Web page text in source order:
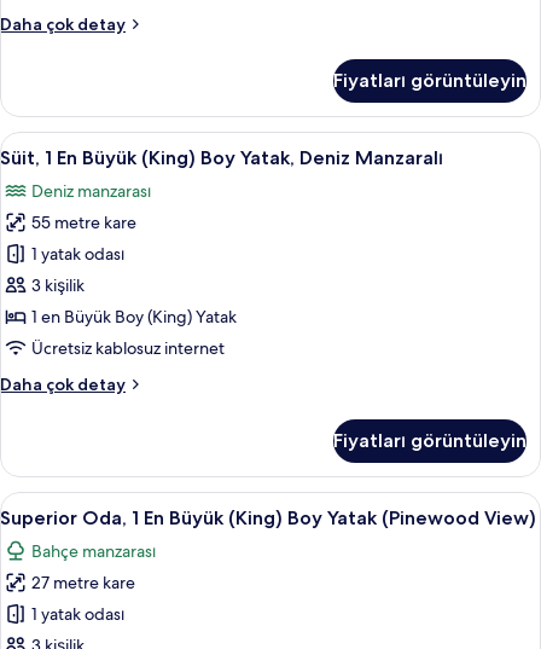
için
görün
Daha çok detay
Süit,
(King)
Boy
Yatak
Pinewood)
hakkında
daha
fazla
detay
Fiyatları görüntüleyin
Süit,
1
En
Büyük
(King)
Boy
Yatak,
Deniz
için
görün
Mısır pamuklu çarşaf takımı, kaliteli
4
Süit, 1 En Büyük (King) Boy Yatak, Deniz Manzaralı
Deniz manzarası
55 metre kare
1 yatak odası
3 kişilik
1 en Büyük Boy (King) Yatak
Ücretsiz kablosuz internet
Daha çok detay
Süit,
(King)
Boy
Yatak,
Deniz
Manzaralı
hakkında
daha
fazla
detay
Fiyatları görüntüleyin
Superior
Oda,
En
Büyük
(King)
Mısır pamuklu çarşaf takımı, kaliteli
2
Superior Oda, 1 En Büyük (King) Boy Yatak (Pinewood View)
Bahçe manzarası
27 metre kare
1 yatak odası